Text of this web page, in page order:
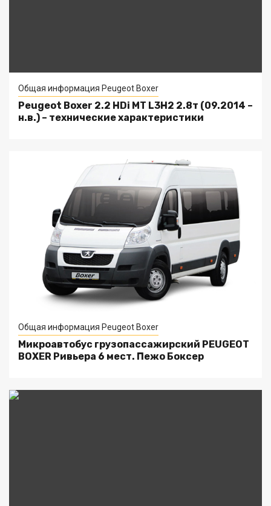
Общая информация Peugeot Boxer
Peugeot Boxer 2.2 HDi MT L3H2 2.8т (09.2014 –
н.в.) – технические характеристики
Общая информация Peugeot Boxer
Микроавтобус грузопассажирский PEUGEOT
BOXER Ривьера 6 мест. Пежо Боксер